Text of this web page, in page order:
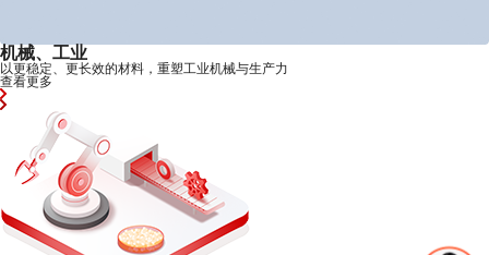
机械、工业
以更稳定、更长效的材料，重塑工业机械与生产力
查看更多